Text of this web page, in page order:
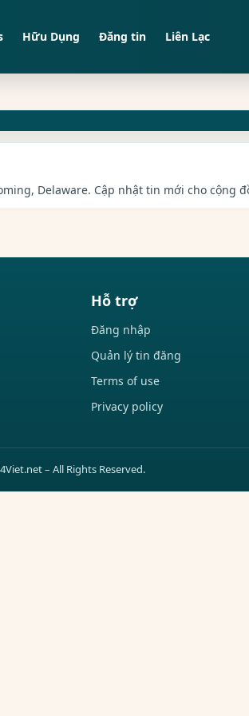
Hữu Dụng Đăng tin Liên Lạc
Delaware. Cập nhật tin mới cho cộng
Hỗ trợ
Đăng nhập
Quản lý tin đăng
Terms of use
Privacy policy
– All Rights Reserved.